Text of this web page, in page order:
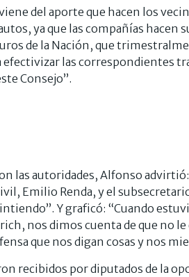
del aporte que hacen los
ya que las compañías hacen
de la Nación, que
las correspondientes
Consejo”.
las autoridades, Alfonso
Emilio Renda, y el
Y graficó: “Cuando
nos dimos cuenta de que no
que nos digan cosas y nos
recibidos por diputados de la